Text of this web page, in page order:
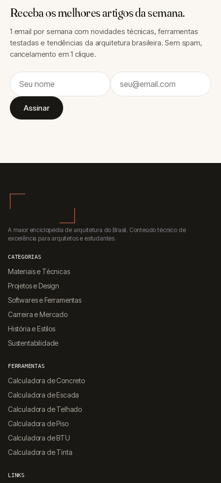
Receba os melhores artigos da semana.
1 email por semana com novidades técnicas, ferramentas
testadas e tendências da arquitetura brasileira. Sem spam,
cancelamento em 1 clique.
Assinar
A maior enciclopédia de arquitetura do Brasil. Conteúdo técnico de
excelência para arquitetos e estudantes.
CATEGORIAS
Materiais e Técnicas
Projetos e Design
Softwares e Ferramentas
Carreira e Mercado
História e Estilos
Sustentabilidade
FERRAMENTAS
Calculadora de Concreto
Calculadora de Escada
Calculadora de Telhado
Calculadora de Piso
Calculadora de BTU
Calculadora de Tinta
LINKS